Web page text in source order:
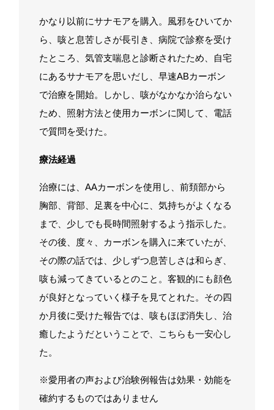
かなり以前にサナモアを購入。風邪をひいてか
ら、咳と息苦しさが長引き、病院で診察を受け
たところ、気管支喘息と診断されたため、自宅
にあるサナモアを思いだし、早速ABカーボン
で治療を開始。しかし、咳がなかなか治らない
ため、照射方法と使用カーボンに関して、電話
で質問を受けた。
療法経過
治療には、AAカーボンを使用し、前頚部から
胸部、背部、足裏を中心に、気持ちがよくなる
まで、少しでも長時間照射するよう指示した。
その後、度々、カーボンを購入に来ていたが、
その際の話では、少しずつ息苦しさは和らぎ、
咳も減ってきているとのこと。客観的にも顔色
が良好となっていく様子を見てとれた。その四
か月後に受けた報告では、咳もほぼ消失し、治
癒したようだということで、こちらも一安心し
た。
※愛用者の声および治験例報告は効果・効能を
確約するものではありません